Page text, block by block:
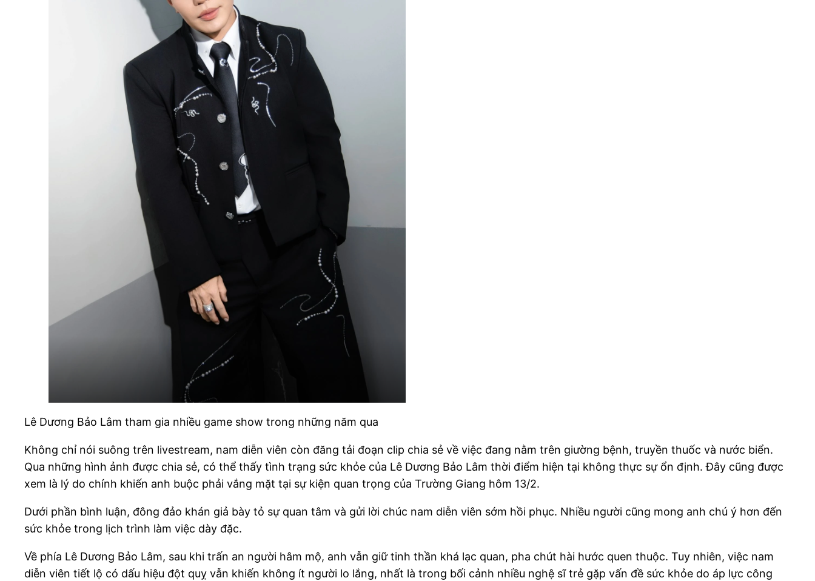
Lê Dương Bảo Lâm tham gia nhiều game show trong những năm qua
Không chỉ nói suông trên livestream, nam diễn viên còn đăng tải đoạn clip chia sẻ về việc đang nằm trên giường bệnh, truyền thuốc và nước biển.
Qua những hình ảnh được chia sẻ, có thể thấy tình trạng sức khỏe của Lê Dương Bảo Lâm thời điểm hiện tại không thực sự ổn định. Đây cũng được
xem là lý do chính khiến anh buộc phải vắng mặt tại sự kiện quan trọng của Trường Giang hôm 13/2.
Dưới phần bình luận, đông đảo khán giả bày tỏ sự quan tâm và gửi lời chúc nam diễn viên sớm hồi phục. Nhiều người cũng mong anh chú ý hơn đến
sức khỏe trong lịch trình làm việc dày đặc.
Về phía Lê Dương Bảo Lâm, sau khi trấn an người hâm mộ, anh vẫn giữ tinh thần khá lạc quan, pha chút hài hước quen thuộc. Tuy nhiên, việc nam
diễn viên tiết lộ có dấu hiệu đột quỵ vẫn khiến không ít người lo lắng, nhất là trong bối cảnh nhiều nghệ sĩ trẻ gặp vấn đề sức khỏe do áp lực công